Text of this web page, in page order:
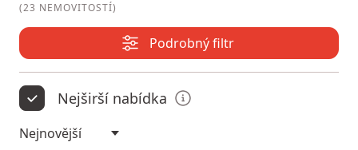
(23 NEMOVITOSTÍ)
Podrobný filtr
Nejširší nabídka